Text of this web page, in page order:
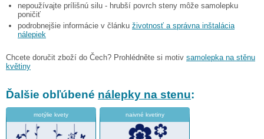
nepoužívajte prílišnú silu - hrubší povrch steny môže samolepku
poničiť
podrobnejšie informácie v článku životnosť a správna inštalácia
nálepiek
Chcete doručit zboží do Čech? Prohlédněte si motiv samolepka na stěnu
květiny
Ďalšie obľúbené nálepky na stenu:
motýlie kvety naivné kvetiny